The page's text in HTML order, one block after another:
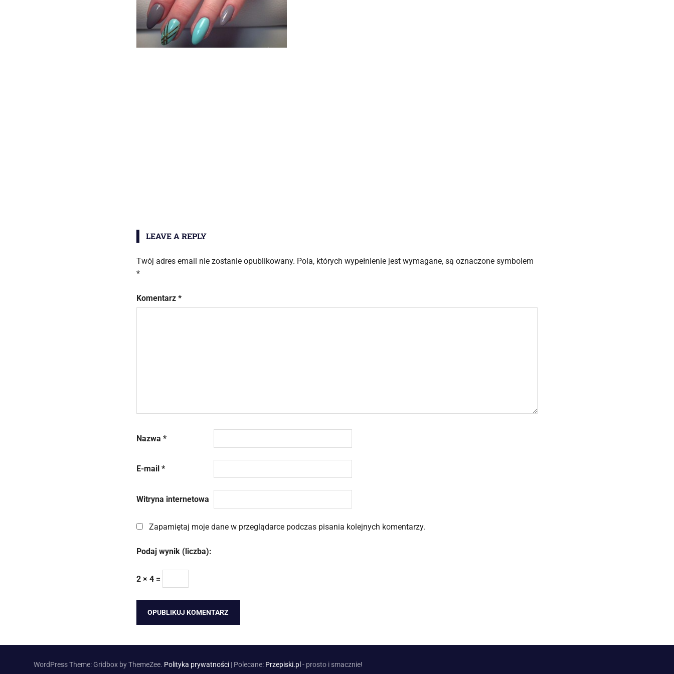
LEAVE A REPLY
Twój adres email nie zostanie opublikowany. Pola, których wypełnienie jest wymagane, są oznaczone symbolem
*
Komentarz *
Nazwa *
E-mail *
Witryna internetowa
Zapamiętaj moje dane w przeglądarce podczas pisania kolejnych komentarzy.
Podaj wynik (liczba):
2 × 4 =
WordPress Theme: Gridbox by ThemeZee. Polityka prywatności | Polecane: Przepiski.pl - prosto i smacznie!